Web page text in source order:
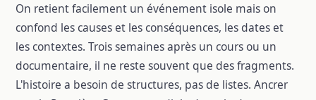
On retient facilement un événement isole mais on
confond les causes et les conséquences, les dates et
les contextes. Trois semaines après un cours ou un
documentaire, il ne reste souvent que des fragments.
L'histoire a besoin de structures, pas de listes. Ancrer